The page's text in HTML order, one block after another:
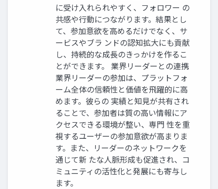
に受け入れられやすく、フォロワー の
共感や行動につながります。結果とし
て、参加意欲を高めるだけでなく、サ
ービスやブラ ンドの認知拡大にも貢献
し、持続的な成長のきっかけを作るこ
とができます。 業界リーダーとの連携
業界リーダーの参加は、プラットフォ
ーム全体の信頼性と価値を飛躍的に高
めます。彼らの 実績と知見が共有され
ることで、参加者は質の高い情報にア
クセスできる環境が整い、専門 性を重
視するユーザーの参加意欲が高まりま
す。また、リーダーのネットワークを
通じて新 たな人脈形成も促進され、コ
ミュニティの活性化と発展にも寄与し
ます。